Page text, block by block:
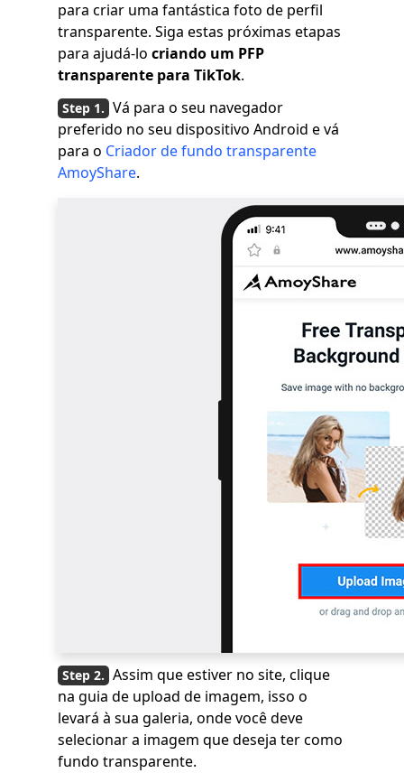
para criar uma fantástica foto de perfil
transparente. Siga estas próximas etapas
para ajudá-lo criando um PFP
transparente para TikTok.
Vá para o seu navegador
preferido no seu dispositivo Android e vá
para o Criador de fundo transparente
AmoyShare.
Assim que estiver no site, clique
na guia de upload de imagem, isso o
levará à sua galeria, onde você deve
selecionar a imagem que deseja ter como
fundo transparente.